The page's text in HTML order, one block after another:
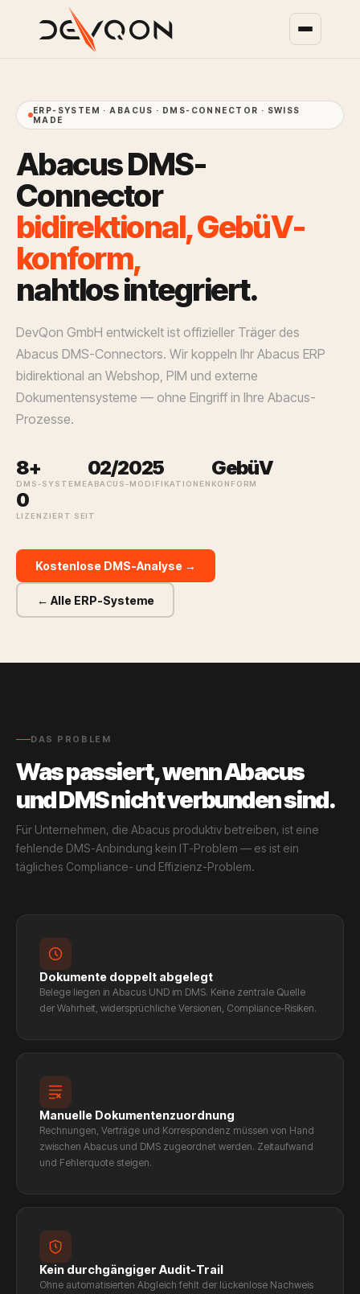
ERP-SYSTEM · ABACUS · DMS-CONNECTOR · SWISS
MADE
AbacusDMS-
Connector
bidirektional,GebüV-
konform,
nahtlosintegriert.
DevQon GmbH entwickelt ist offizieller Träger des
Abacus DMS-Connectors. Wir koppeln Ihr Abacus ERP
bidirektional an Webshop, PIM und externe
Dokumentensysteme — ohne Eingriff in Ihre Abacus-
Prozesse.
8+
DMS-SYSTEME
02/2025
ABACUS-MODIFIKATIONEN
GebüV
KONFORM
0
LIZENZIERT SEIT
Kostenlose DMS-Analyse →
← Alle ERP-Systeme
DAS PROBLEM
Was passiert, wenn Abacus
und DMS nicht verbunden sind.
Für Unternehmen, die Abacus produktiv betreiben, ist eine
fehlende DMS-Anbindung kein IT-Problem — es ist ein
tägliches Compliance- und Effizienz-Problem.
Dokumente doppelt abgelegt
Belege liegen in Abacus UND im DMS. Keine zentrale Quelle
der Wahrheit, widersprüchliche Versionen, Compliance-Risiken.
Manuelle Dokumentenzuordnung
Rechnungen, Verträge und Korrespondenz müssen von Hand
zwischen Abacus und DMS zugeordnet werden. Zeitaufwand
und Fehlerquote steigen.
Kein durchgängiger Audit-Trail
Ohne automatisierten Abgleich fehlt der lückenlose Nachweis